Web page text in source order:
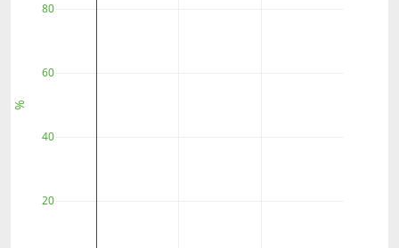
20
40
60
80
%